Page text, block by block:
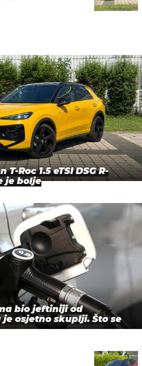
Roc 1.5 eTSI DSG R-
je bolje
bio jeftiniji od
osjetno skuplji. Što se